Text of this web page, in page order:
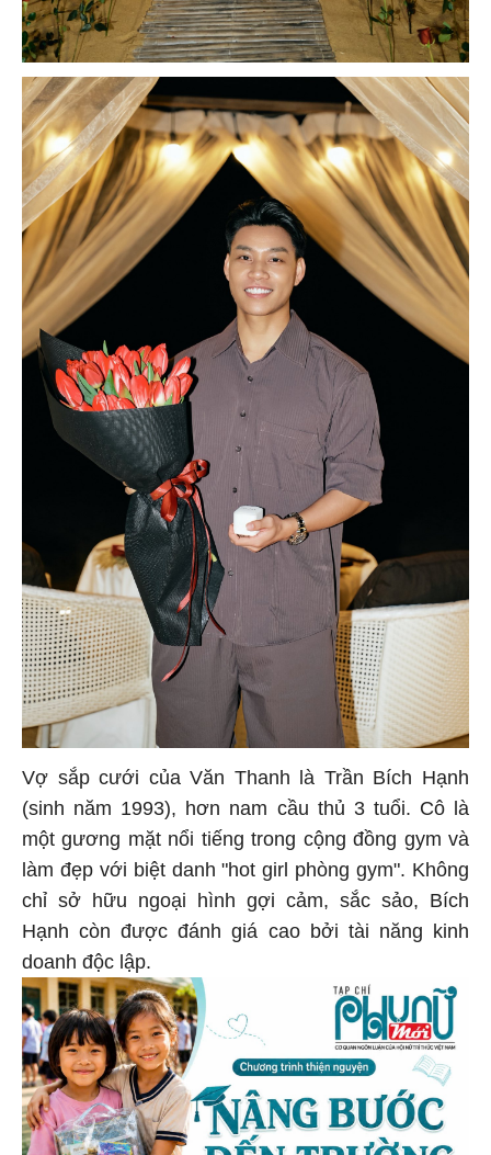
Vợ sắp cưới của Văn Thanh là Trần Bích Hạnh
(sinh năm 1993), hơn nam cầu thủ 3 tuổi. Cô là
một gương mặt nổi tiếng trong cộng đồng gym và
làm đẹp với biệt danh "hot girl phòng gym". Không
chỉ sở hữu ngoại hình gợi cảm, sắc sảo, Bích
Hạnh còn được đánh giá cao bởi tài năng kinh
doanh độc lập.